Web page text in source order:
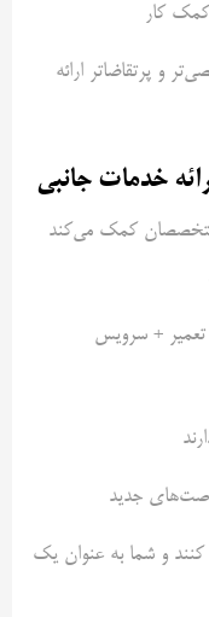
کار
و پرتقاضاتر ارائه
متخصصان کمک می‌کند
تعمیر + سرویس
جدید
کنند و شما به عنوان یک